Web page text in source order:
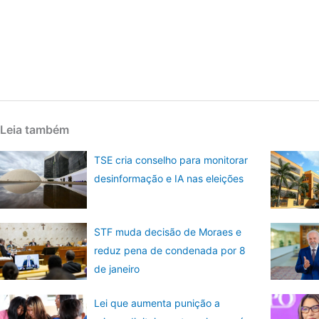
Leia também
TSE cria conselho para monitorar
desinformação e IA nas eleições
STF muda decisão de Moraes e
reduz pena de condenada por 8
de janeiro
Lei que aumenta punição a